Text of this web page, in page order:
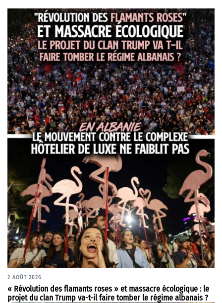
2 AOÛT 2026
« Révolution des flamants roses » et massacre écologique : le
projet du clan Trump va-t-il faire tomber le régime albanais ?